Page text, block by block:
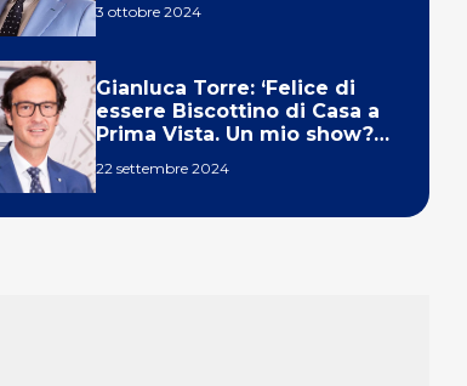
3 ottobre 2024
Gianluca Torre: ‘Felice di
essere Biscottino di Casa a
Prima Vista. Un mio show?
22 settembre 2024